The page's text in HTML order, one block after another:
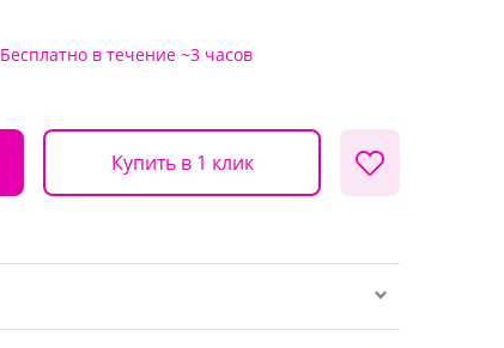
Бесплатно в течение ~3 часов
Купить в 1 клик